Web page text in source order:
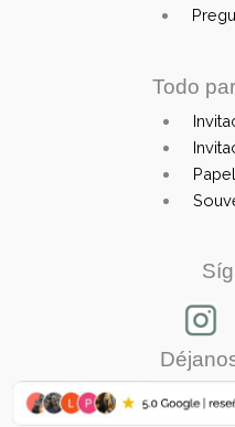
Todo
Main
Menu